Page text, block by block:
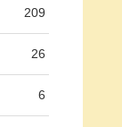
209
26
6